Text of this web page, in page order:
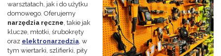
warsztatach, jak i do użytku
domowego. Oferujemy
narzędzia ręczne, takie jak
klucze, młotki, śrubokręty
oraz elektronarzędzia, w
tym wiertarki, szlifierki, piły